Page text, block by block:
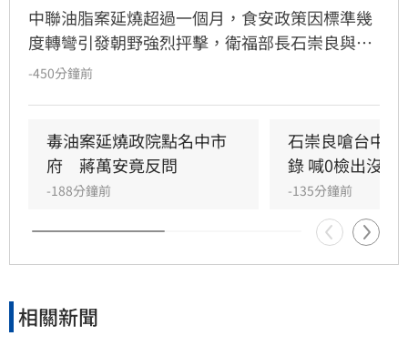
中聯油脂案延燒超過一個月，食安政策因標準幾
度轉彎引發朝野強烈抨擊，衛福部長石崇良與食
藥署長姜至剛遭點名負責。今日政壇突傳出兩人
否屬實，衛福部僅回應表示不予回應。
-450分鐘前
毒油案延燒政院點名中市
府　蔣萬安竟反問
-188分鐘前
石崇良嗆台中
錄 喊0檢出沒意
-135分鐘前
相關新聞